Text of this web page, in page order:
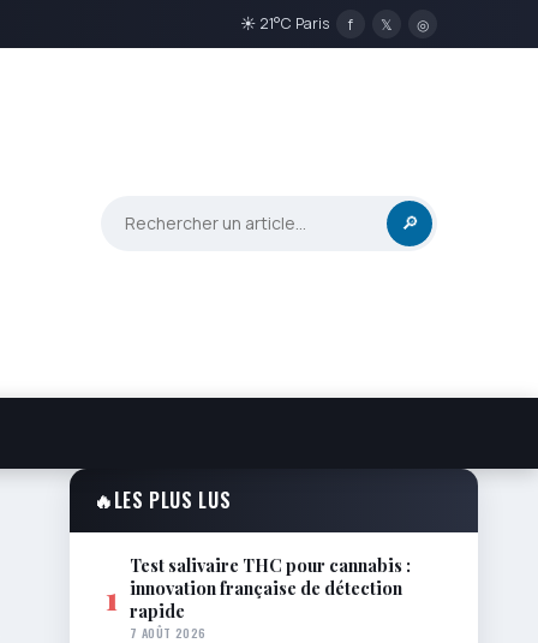
☀ 21°C Paris f 𝕏 ◎
🔎
🔥LES PLUS LUS
1
Test salivaire THC pour cannabis :
innovation française de détection
rapide
7 AOÛT 2026